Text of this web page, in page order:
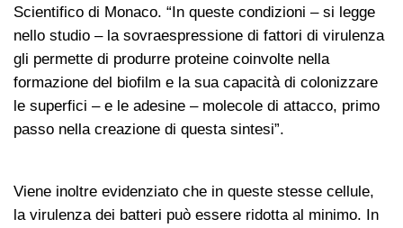
Scientifico di Monaco. “In queste condizioni – si legge
nello studio – la sovraespressione di fattori di virulenza
gli permette di produrre proteine coinvolte nella
formazione del biofilm e la sua capacità di colonizzare
le superfici – e le adesine – molecole di attacco, primo
passo nella creazione di questa sintesi”.
Viene inoltre evidenziato che in queste stesse cellule,
la virulenza dei batteri può essere ridotta al minimo. In